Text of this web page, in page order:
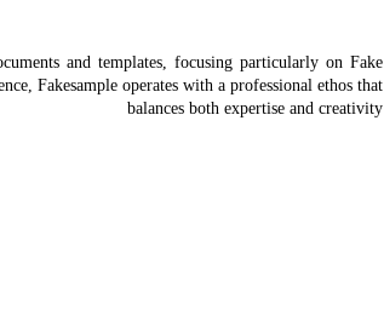
and templates, focusing particularly on Fake
Fakesample operates with a professional ethos that
balances both expertise and creativity